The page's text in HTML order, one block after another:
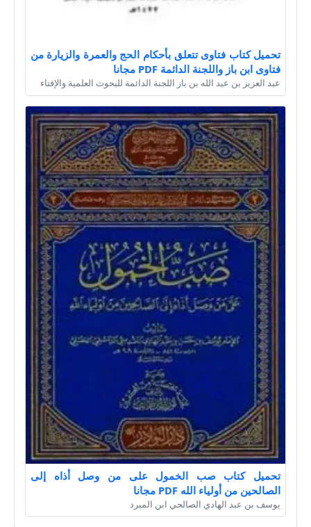
تحميل كتاب فتاوى تتعلق بأحكام الحج والعمرة والزيارة من
فتاوى ابن باز واللجنة الدائمة PDF مجانا
عبد العزيز بن عبد الله بن باز اللجنة الدائمة للبحوث العلمية والإفتاء
تحميل كتاب صب الخمول على من وصل أذاه إلى
الصالحين من أولياء الله PDF مجانا
يوسف بن عبد الهادي الصالحي ابن المبرد